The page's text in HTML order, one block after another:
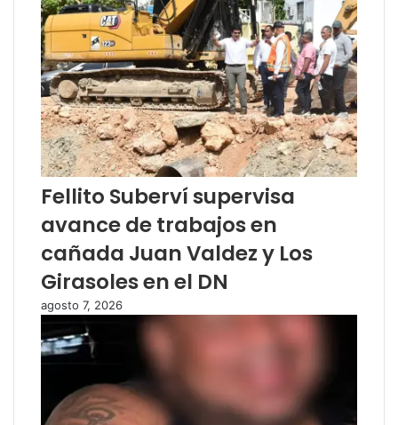
Fellito Suberví supervisa
avance de trabajos en
cañada Juan Valdez y Los
Girasoles en el DN
agosto 7, 2026